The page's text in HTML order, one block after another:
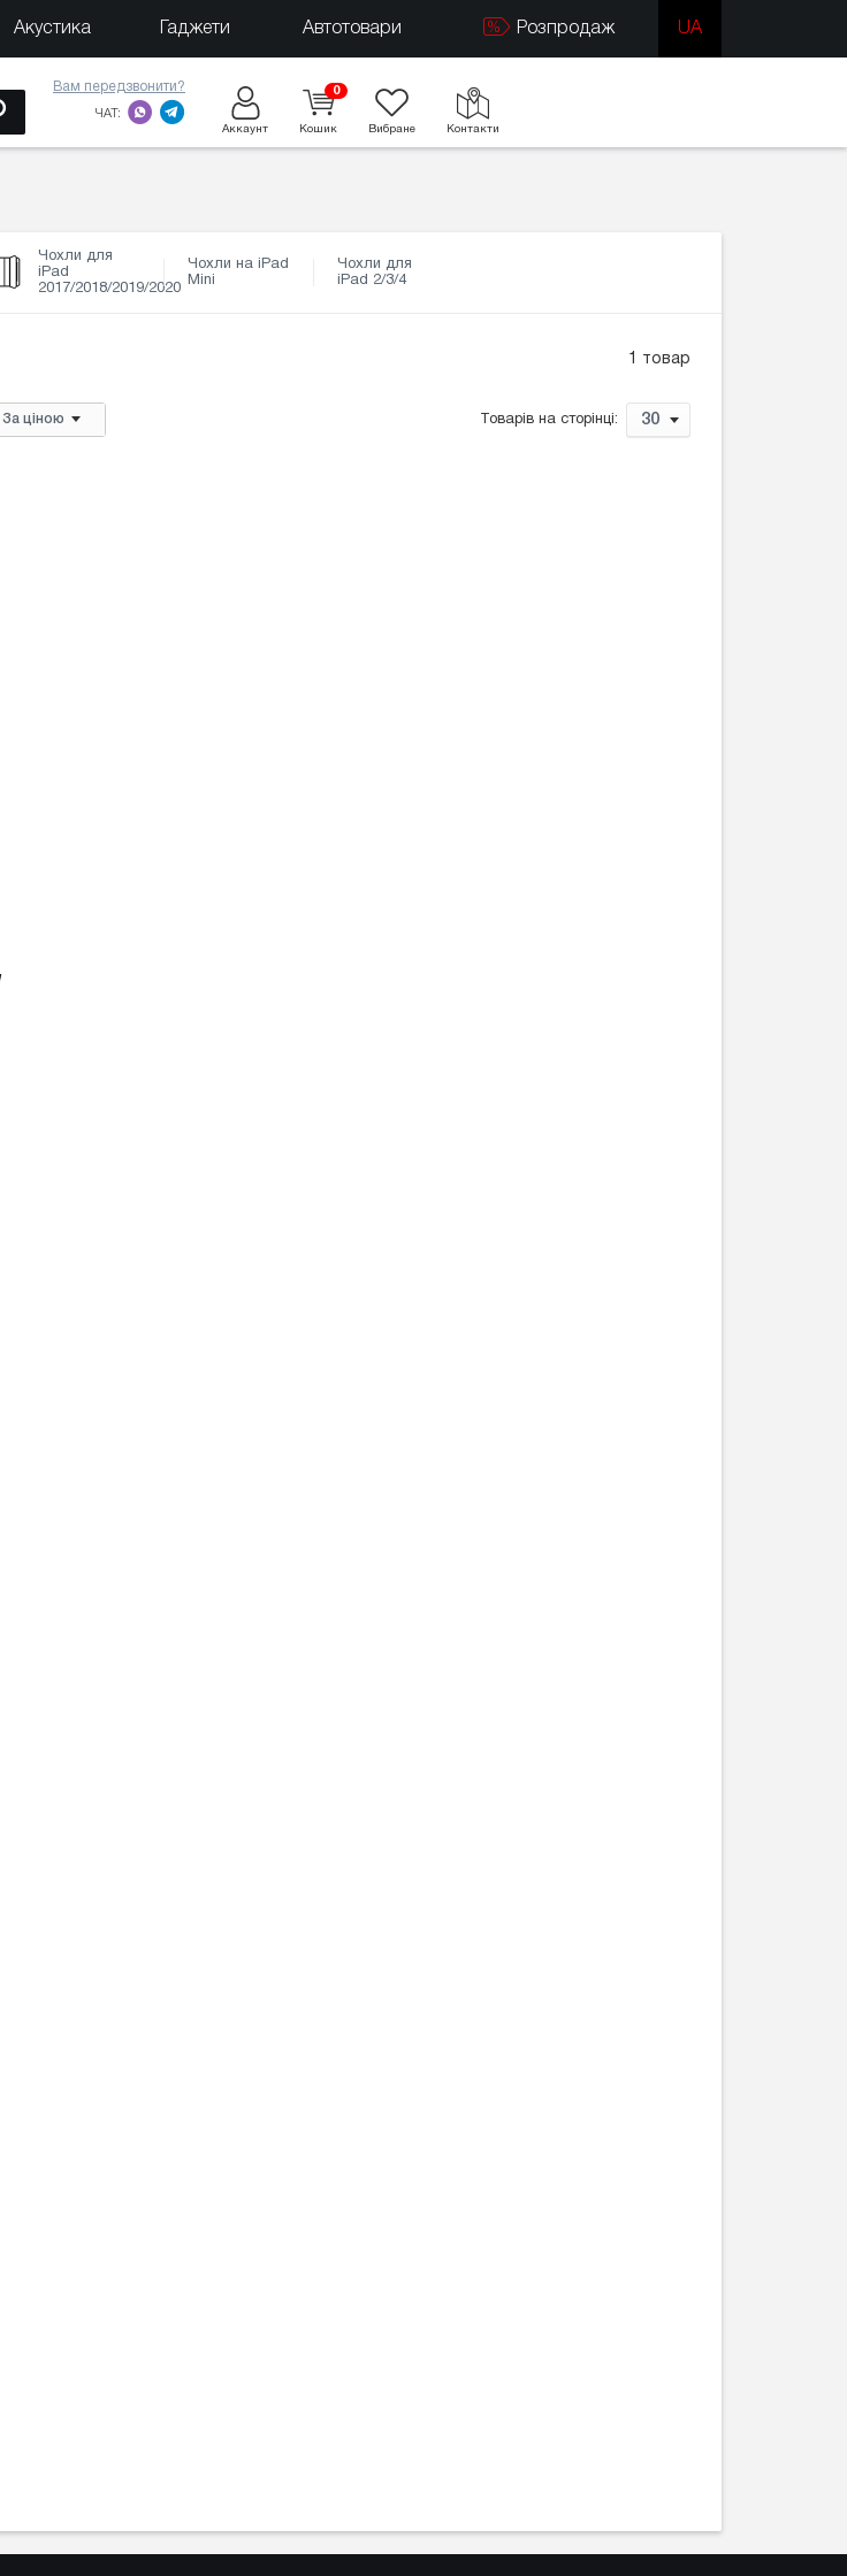
Акустика Гаджети Автотовари Розпродаж UA
Вам передзвонити?
ЧАТ:
Аккаунт
0
Кошик Вибране Контакти
Чохли для
iPad
2017/2018/2019/2020
Чохли на iPad
Mini
Чохли для
iPad 2/3/4
1 товар
За ціною Товарів на сторінці: 30